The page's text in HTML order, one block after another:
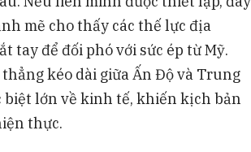
mẽ cho thấy các thế lực địa
tay để đối phó với sức ép từ Mỹ.
kéo dài giữa Ấn Độ và Trung
biệt lớn về kinh tế, khiến kịch bản
thực.